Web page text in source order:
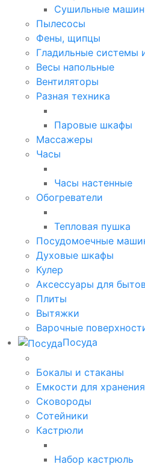
Сушильные
Пылесосы
Фены, щипцы
Гладильные системы
Весы напольные
Вентиляторы
Разная техника
Паровые шкафы
Массажеры
Часы
Часы настенные
Обогреватели
Тепловая пушка
Посудомоечные
Духовые шкафы
Кулер
Аксессуары для
Плиты
Вытяжки
Варочные
Посуда
Бокалы и стаканы
Емкости для хранения
Сковороды
Сотейники
Кастрюли
Набор кастрюль